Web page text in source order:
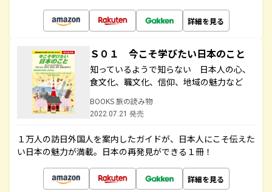
詳細を見る
Ｓ０１ 今こそ学びたい日本のこと
知っているようで知らない 日本人の心、
食文化、職文化、信仰、地域の魅力など
BOOKS 旅の読み物
2022.07.21 発売
１万人の訪日外国人を案内したガイドが、日本人にこそ伝えた
い日本の魅力が満載。日本の再発見ができる１冊！
詳細を見る